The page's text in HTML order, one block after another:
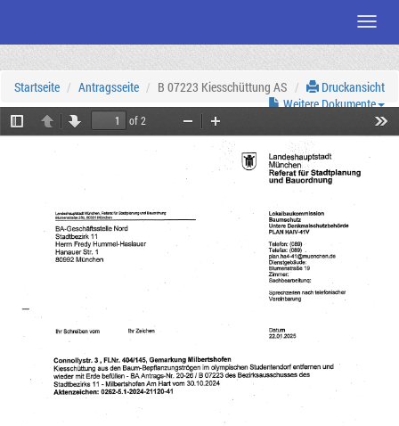
Zum
Seiteninhalt
Startseite Antragsseite B 07223 Kiesschüttung AS
Druckansicht
Weitere Dokumente
TogglePreviousNext
of 2
Zoom Zoom
In